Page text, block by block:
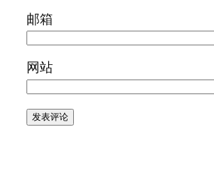
邮箱
网站